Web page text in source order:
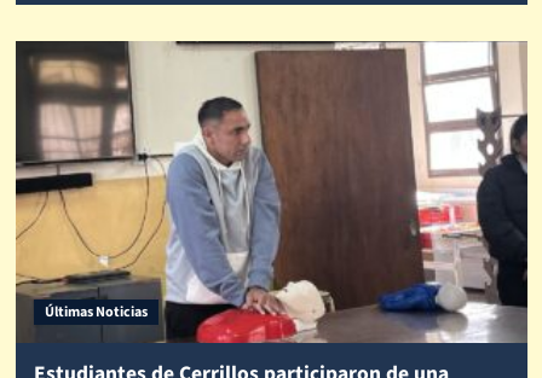
Últimas Noticias